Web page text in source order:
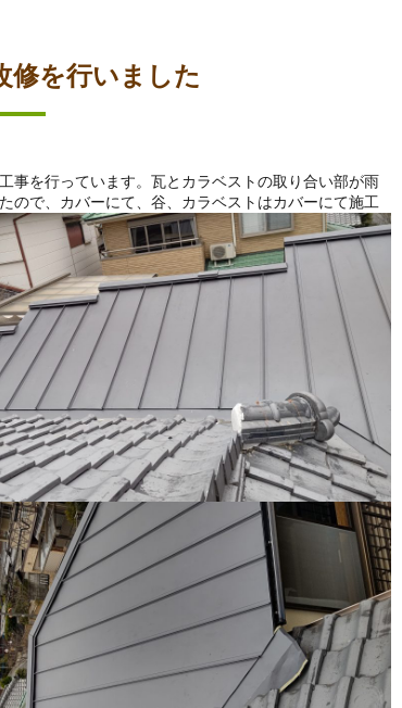
修を行いました
事を行っています。瓦とカラベストの取り合い部が雨
ので、カバーにて、谷、カラベストはカバーにて施工